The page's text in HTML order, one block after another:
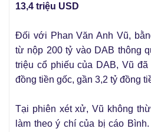
13,4 triệu USD
Đối với Phan Văn Anh Vũ,
từ nộp 200 tỷ vào DAB thông
triệu cổ phiếu của DAB, Vũ
đồng tiền gốc, gần 3,2 tỷ đồng
Tại phiên xét xử, Vũ không
làm theo ý chí của bị cáo